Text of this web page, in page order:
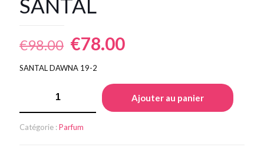
SANTAL
€98.00 Le
prix
initial
était :
€98.00.
€78.00Le
est :
€78.00.
SANTAL DAWNA 19-2
Ajouter au panier
Catégorie :Parfum